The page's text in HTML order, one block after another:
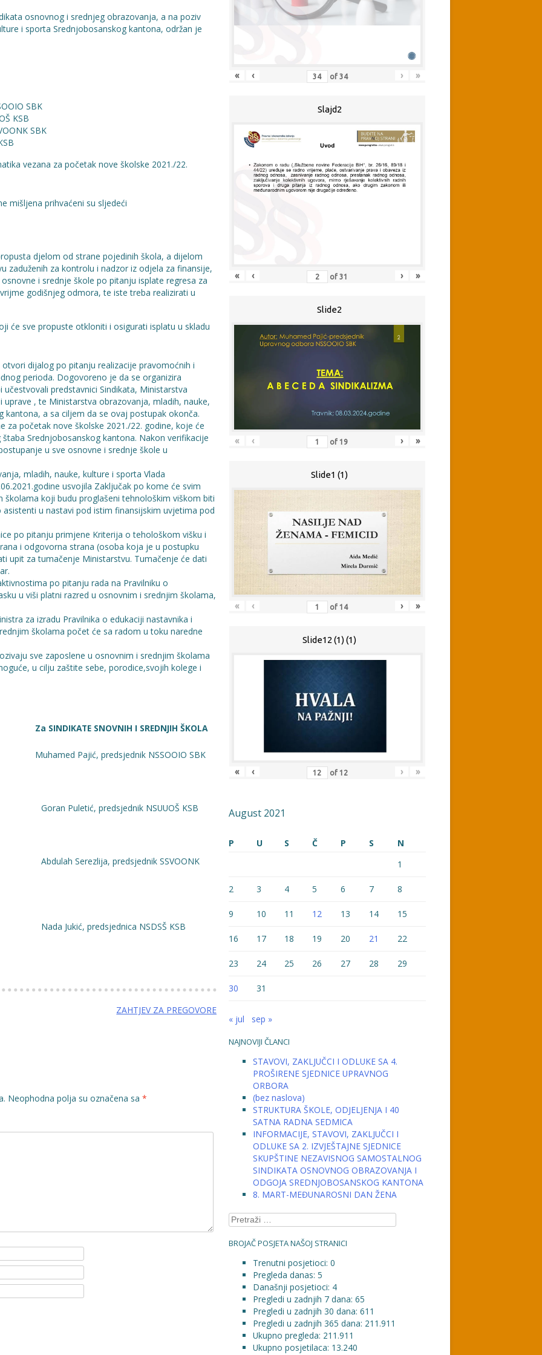
osnovnog i srednjeg obrazovanja, a na poziv
i sporta Srednjobosanskog kantona, održan je
SBK
KSB
SBK
vezana za početak nove školske 2021./22.
mišljena prihvaćeni su sljedeći
djelom od strane pojedinih škola, a dijelom
zaduženih za kontrolu i nadzor iz odjela za finansije,
i srednje škole po pitanju isplate regresa za
godišnjeg odmora, te iste treba realizirati u
će sve propuste otkloniti i osigurati isplatu u skladu
dijalog po pitanju realizacije pravomoćnih i
perioda. Dogovoreno je da se organizira
predstavnici Sindikata, Ministarstva
, te Ministarstva obrazovanja, mladih, nauke,
kantona, a sa ciljem da se ovaj postupak okonča.
za početak nove školske 2021./22. godine, koje će
Srednjobosanskog kantona. Nakon verifikacije
u sve osnovne i srednje škole u
mladih, nauke, kulture i sporta Vlada
usvojila Zaključak po kome će svim
školama koji budu proglašeni tehnološkim viškom biti
u nastavi pod istim finansijskim uvjetima pod
po pitanju primjene Kriterija o tehološkom višku i
i odgovorna strana (osoba koja je u postupku
upit za tumačenje Ministarstvu. Tumačenje će dati
po pitanju rada na Pravilniku o
u viši platni razred u osnovnim i srednjim školama,
za izradu Pravilnika o edukaciji nastavnika i
školama počet će sa radom u toku naredne
sve zaposlene u osnovnim i srednjim školama
u cilju zaštite sebe, porodice,svojih kolege i
SNOVNIH I SREDNJIH ŠKOLA
Pajić, predsjednik NSSOOIO SBK
NSUUOŠ KSB
predsjednik SSVOONK
NSDSŠ KSB
ZAHTJEV ZA PREGOVORE
Neophodna polja su označena sa*
« ‹ of 34 › »
Slajd2
« ‹ of 31 › »
Slide2
« ‹ of 19 › »
Slide1 (1)
« ‹ of 14 › »
Slide12 (1) (1)
« ‹ of 12 › »
August 2021
P U S Č P S
N
1
2 3 4 5 6 7 8
9 10 11 12 13 14 15
16 17 18 19 20 21 22
23 24 25 26 27 28 29
30 31
« jul sep »
NAJNOVIJI ČLANCI
STAVOVI, ZAKLJUČCI I ODLUKE SA 4.
PROŠIRENE SJEDNICE UPRAVNOG
ORBORA
(bez naslova)
STRUKTURA ŠKOLE, ODJELJENJA I 40
SATNA RADNA SEDMICA
INFORMACIJE, STAVOVI, ZAKLJUČCI I
ODLUKE SA 2. IZVJEŠTAJNE SJEDNICE
SKUPŠTINE NEZAVISNOG SAMOSTALNOG
SINDIKATA OSNOVNOG OBRAZOVANJA I
ODGOJA SREDNJOBOSANSKOG KANTONA
8. MART-MEĐUNAROSNI DAN ŽENA
Pretraga:
BROJAČ POSJETA NAŠOJ STRANICI
Trenutni posjetioci: 0
Pregleda danas: 5
Današnji posjetioci: 4
Pregledi u zadnjih 7 dana: 65
Pregledi u zadnjih 30 dana: 611
Pregledi u zadnjih 365 dana: 211.911
Ukupno pregleda: 211.911
Ukupno posjetilaca: 13.240